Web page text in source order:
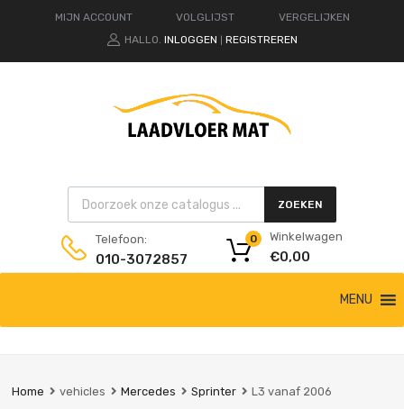
MIJN ACCOUNT VOLGLIJST
VERGELIJKEN
HALLO. INLOGGEN REGISTREREN
Products search ZOEKEN
Telefoon:
010-3072857
Winkelwagen
€0,00
0
de
MENU
Home vehicles Mercedes Sprinter L3 vanaf 2006